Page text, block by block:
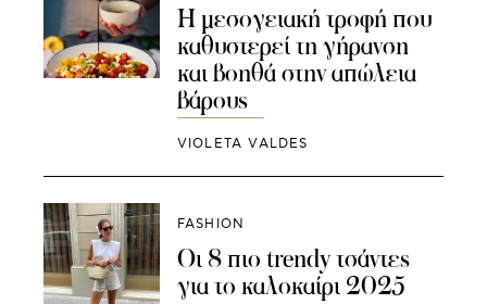
Η μεσογειακή τροφή που
καθυστερεί τη γήρανση
και βοηθά στην απώλεια
βάρους
VIOLETA VALDES
FASHION
Οι 8 πιο trendy τσάντες
για το καλοκαίρι 2025